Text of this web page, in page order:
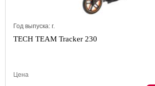
Год выпуска: г.
TECH TEAM Tracker 230
Цена